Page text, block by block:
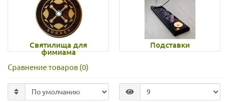
Святилища для
фимиама
Подставки
Сравнение товаров (0)